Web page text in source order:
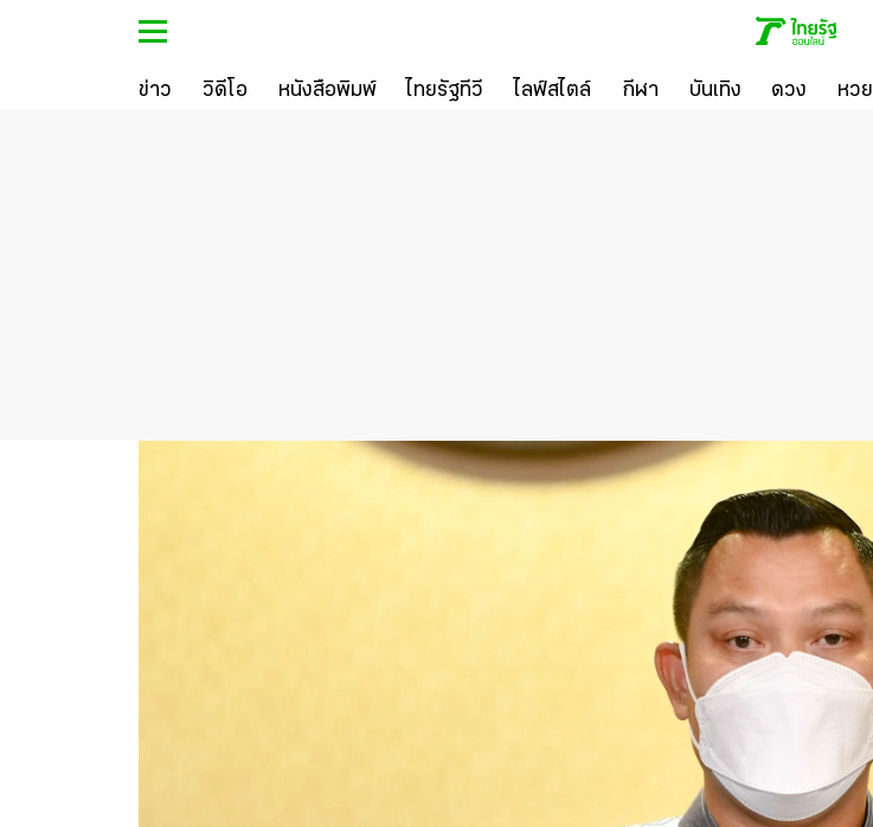
ข่าว วิดีโอ หนังสือพิมพ์ ไทยรัฐทีวี ไลฟ์สไตล์ กีฬา บันเทิง ดวง หวย